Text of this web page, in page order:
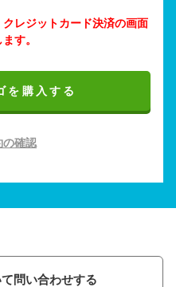
レジットカード決済の画面
す。
を購入する
確認
問い合わせする